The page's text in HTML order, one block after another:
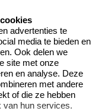
gestelde vragen
advertenties te
media te bieden en
Ook delen we
site met onze
en analyse. Deze
met andere
of die ze hebben
van hun services.